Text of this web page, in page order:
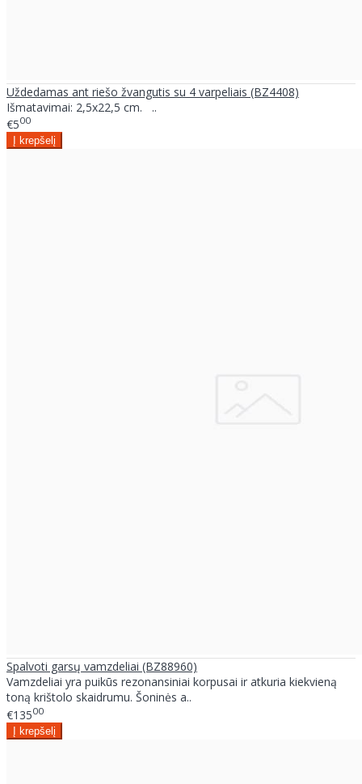
Uždedamas ant riešo žvangutis su 4 varpeliais (BZ4408)
Išmatavimai: 2,5x22,5 cm. ..
€500
Spalvoti garsų vamzdeliai (BZ88960)
Vamzdeliai yra puikūs rezonansiniai korpusai ir atkuria kiekvieną
toną krištolo skaidrumu. Šoninės a..
€13500